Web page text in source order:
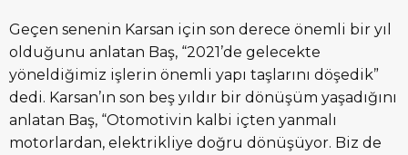
Geçen senenin Karsan için son derece önemli bir yıl
olduğunu anlatan Baş, “2021’de gelecekte
yöneldiğimiz işlerin önemli yapı taşlarını döşedik”
dedi. Karsan’ın son beş yıldır bir dönüşüm yaşadığını
anlatan Baş, “Otomotivin kalbi içten yanmalı
motorlardan, elektrikliye doğru dönüşüyor. Biz de